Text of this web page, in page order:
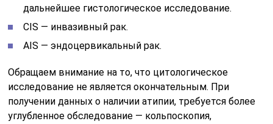
дальнейшее гистологическое исследование.
CIS — инвазивный рак.
AIS — эндоцервикальный рак.
Обращаем внимание на то, что цитологическое
исследование не является окончательным. При
получении данных о наличии атипии, требуется более
углубленное обследование — кольпоскопия,